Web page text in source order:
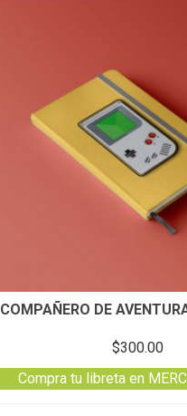
COMPAÑERO DE
$300.00
Compra tu libreta en